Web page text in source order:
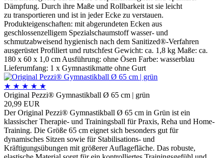
Dämpfung. Durch ihre Maße und Rollbarkeit ist sie leicht
zu transportieren und ist in jeder Ecke zu verstauen.
Produkteigenschaften: mit abgerundeten Ecken aus
geschlossenzelligem Spezialschaumstoff wasser- und
schmutzabweisend hygienisch nach dem Sanitized®-Verfahren
ausgerüstet Profiliert und rutschfest Gewicht: ca. 1,8 kg Maße: ca.
180 x 60 x 1,0 cm Ausführung: ohne Ösen Farbe: wasserblau
Lieferumfang: 1 x Gymnastikmatte ohne Gurt
★ ★ ★ ★ ★
Original Pezzi® Gymnastikball Ø 65 cm | grün
20,99 EUR
Der Original Pezzi® Gymnastikball Ø 65 cm in Grün ist ein
klassischer Therapie- und Trainingsball für Praxis, Reha und Home-
Training. Die Größe 65 cm eignet sich besonders gut für
dynamisches Sitzen sowie für Stabilisations- und
Kräftigungsübungen mit größerer Auflagefläche. Das robuste,